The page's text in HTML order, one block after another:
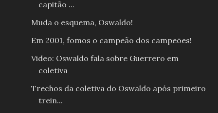
capitão ...
Muda o esquema, Oswaldo!
Em 2001, fomos o campeão dos campeões!
Video: Oswaldo fala sobre Guerrero em
coletiva
Trechos da coletiva do Oswaldo após primeiro
trein...